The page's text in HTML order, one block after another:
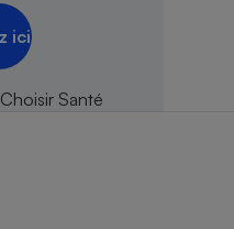
ici